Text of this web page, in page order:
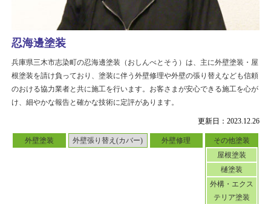
更新日：2023.12.26
外壁塗装 外壁張り替え(カバー) 外壁修理
その他塗装
屋根塗装
樋塗装
外構・エクス
テリア塗装
忍海邊塗装
兵庫県三木市志染町の忍海邊塗装（おしんべとそう）は、主に外壁塗装・屋
根塗装を請け負っており、塗装に伴う外壁修理や外壁の張り替えなども信頼
のおける協力業者と共に施工を行います。お客さまが安心できる施工を心が
け、細やかな報告と確かな技術に定評があります。